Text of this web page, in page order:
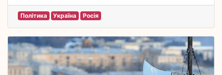
Політика Україна Росія